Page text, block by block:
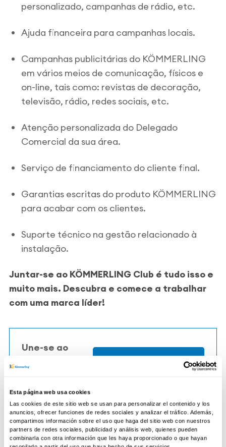
Esta página web usa cookies
Las cookies de este sitio web se usan para personalizar el contenido y los
anuncios, ofrecer funciones de redes sociales y analizar el tráfico. Además,
compartimos información sobre el uso que haga del sitio web con nuestros
partners de redes sociales, publicidad y análisis web, quienes pueden
combinarla con otra información que les haya proporcionado o que hayan
personalizado, campanhas de rádio, etc.
Ajuda financeira para campanhas locais.
Campanhas publicitárias do KÖMMERLING
em vários meios de comunicação, físicos e
on-line, tais como: revistas de decoração,
televisão, rádio, redes sociais, etc.
Atenção personalizada do Delegado
Comercial da sua área.
Serviço de financiamento do cliente final.
Garantias escritas do produto KÖMMERLING
para acabar com os clientes.
Suporte técnico na gestão relacionado à
instalação.
Juntar-se ao KÖMMERLING Club é tudo isso e
muito mais. Descubra e comece a trabalhar
com uma marca líder!
Une-se ao